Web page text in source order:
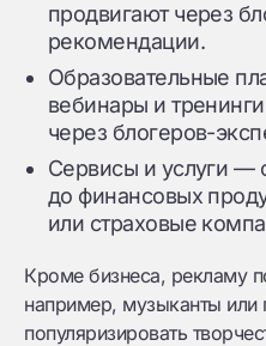
продвигают через
рекомендации.
Образовательные
вебинары и
через блогеров-
Сервисы и услуги —
до финансовых
или страховые
Кроме бизнеса, рекламу
например, музыканты или
популяризировать